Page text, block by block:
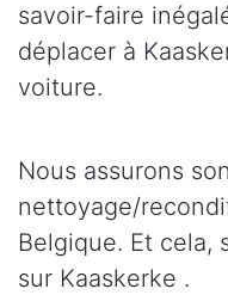
savoir-faire
déplacer à
voiture.
Nous assurons son
nettoyage/
Belgique. Et cela,
sur Kaaskerke .